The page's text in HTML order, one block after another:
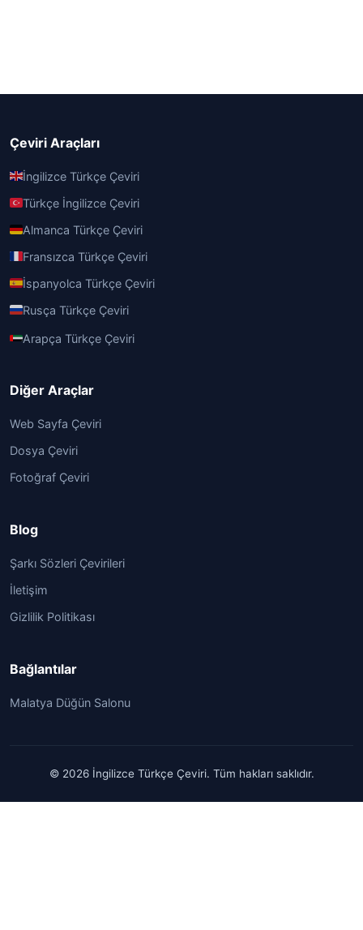
Çeviri Araçları
İngilizce Türkçe Çeviri
Türkçe İngilizce Çeviri
Almanca Türkçe Çeviri
Fransızca Türkçe Çeviri
İspanyolca Türkçe Çeviri
Rusça Türkçe Çeviri
Arapça Türkçe Çeviri
Diğer Araçlar
Web Sayfa Çeviri
Dosya Çeviri
Fotoğraf Çeviri
Blog
Şarkı Sözleri Çevirileri
İletişim
Gizlilik Politikası
Bağlantılar
Malatya Düğün Salonu
© 2026 İngilizce Türkçe Çeviri. Tüm hakları saklıdır.